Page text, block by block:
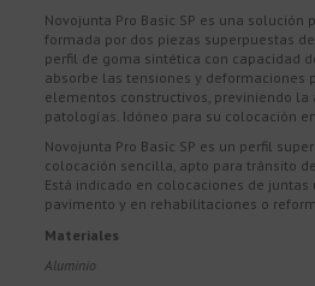
Novojunta Pro Basic SP es una solución
formada por dos piezas superpuestas
perfil de goma sintética con capacidad
absorbe las tensiones y deformaciones
elementos constructivos, previniendo la
patologías. Idóneo para su colocación
Novojunta Pro Basic SP es un perfil
colocación sencilla, apto para tránsito
Está indicado en colocaciones de
pavimento y en rehabilitaciones o
Materiales
Aluminio